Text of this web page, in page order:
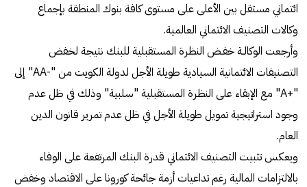
ائتماني مستقل بين الأعلى على مستوى كافة بنوك المنطقة بإجماع
وكالات التصنيف الائتماني العالمية.
وأرجعت الوكالـة خفـض النظرة المستقبلية للبنك نتيجة لخفض
التصنيفات الائتمانية السيادية طويلة الأجل لدولة الكويت من "-AA" إلى
"+A" مع الإبقاء على النظرة المستقبلية "سلبية" وذلك في ظل عدم
وجود استراتيجية تمويل طويلة الأجل في ظل عدم تمرير قانون الدين
العام.
ويعكس تثبيت التصنيف الائتماني قدرة البنك المرتفعة على الوفاء
بالالتزامات المالية رغم تداعيات أزمة جائحة كورونا على الاقتصاد وخفض